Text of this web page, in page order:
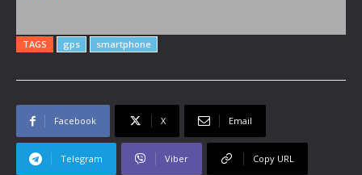
TAGS gps smartphone
Facebook X Email
Telegram Viber Copy URL